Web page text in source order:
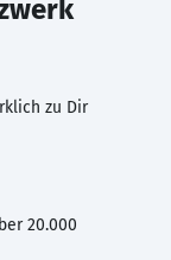
zu Dir
20.000